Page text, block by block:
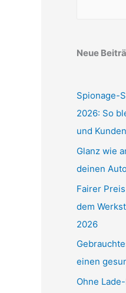
Neue
Spionage-
2026: So
und
Glanz wie
deinen
Fairer
dem
2026
einen
Ohne